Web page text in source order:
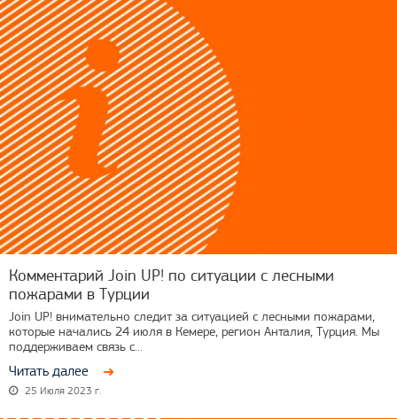
Комментарий Join UP! по ситуации с лесными
пожарами в Турции
Join UP! внимательно следит за ситуацией с лесными пожарами,
которые начались 24 июля в Кемере, регион Анталия, Турция. Мы
поддерживаем связь с...
Читать далее
25 Июля 2023 г.